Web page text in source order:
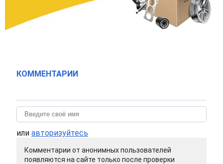
КОММЕНТАРИИ
или авторизуйтесь
Комментарии от анонимных пользователей
появляются на сайте только после проверки